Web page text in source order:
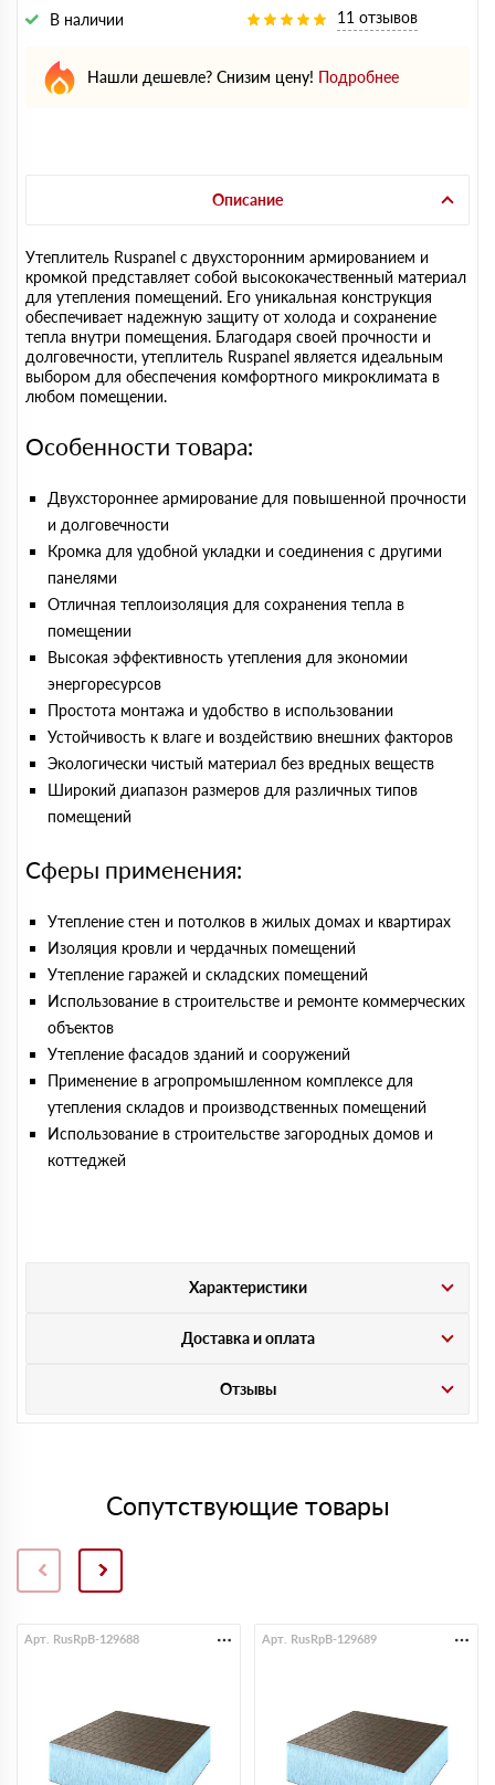
В наличии 11 отзывов
Нашли дешевле? Снизим цену! Подробнее
Описание
Утеплитель Ruspanel с двухсторонним армированием и
кромкой представляет собой высококачественный материал
для утепления помещений. Его уникальная конструкция
обеспечивает надежную защиту от холода и сохранение
тепла внутри помещения. Благодаря своей прочности и
долговечности, утеплитель Ruspanel является идеальным
выбором для обеспечения комфортного микроклимата в
любом помещении.
Особенности товара:
Двухстороннее армирование для повышенной прочности
и долговечности
Кромка для удобной укладки и соединения с другими
панелями
Отличная теплоизоляция для сохранения тепла в
помещении
Высокая эффективность утепления для экономии
энергоресурсов
Простота монтажа и удобство в использовании
Устойчивость к влаге и воздействию внешних факторов
Экологически чистый материал без вредных веществ
Широкий диапазон размеров для различных типов
помещений
Сферы применения:
Утепление стен и потолков в жилых домах и квартирах
Изоляция кровли и чердачных помещений
Утепление гаражей и складских помещений
Использование в строительстве и ремонте коммерческих
объектов
Утепление фасадов зданий и сооружений
Применение в агропромышленном комплексе для
утепления складов и производственных помещений
Использование в строительстве загородных домов и
коттеджей
Характеристики
Доставка и оплата
Отзывы
Сопутствующие товары
Арт. RusRpB-129688 Арт. RusRpB-129689